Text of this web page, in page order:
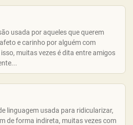
usada por aqueles que querem
e carinho por alguém com
muitas vezes é dita entre amigos
linguagem usada para ridicularizar,
de forma indireta, muitas vezes com